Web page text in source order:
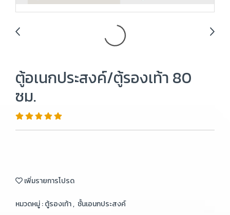
ตู้อเนกประสงค์/ตู้รองเท้า 80
ซม.
เพิ่มรายการโปรด
หมวดหมู่ :ตู้รองเท้า, ชั้นเอนกประสงค์